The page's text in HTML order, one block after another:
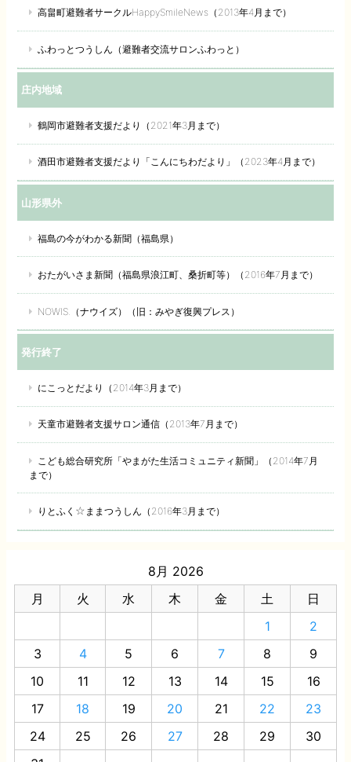
高畠町避難者サークルHappySmileNews（2013年4月まで）
ふわっとつうしん（避難者交流サロンふわっと）
庄内地域
鶴岡市避難者支援だより（2021年3月まで）
酒田市避難者支援だより「こんにちわだより」（2023年4月まで）
山形県外
福島の今がわかる新聞（福島県）
おたがいさま新聞（福島県浪江町、桑折町等）（2016年7月まで）
NOWIS.（ナウイズ）（旧：みやぎ復興プレス）
発行終了
にこっとだより（2014年3月まで）
天童市避難者支援サロン通信（2013年7月まで）
こども総合研究所「やまがた生活コミュニティ新聞」（2014年7月
まで）
りとふく☆ままつうしん（2016年3月まで）
8月 2026
月
火 水 木 金 土
日
1
2
3
4 5 6 7 8
9
10
11 12 13 14 15
16
17
18 19 20 21 22
23
24
25 26 27 28 29
30